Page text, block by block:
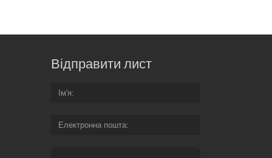
Відправити лист
Ім'я
Електронна пошта